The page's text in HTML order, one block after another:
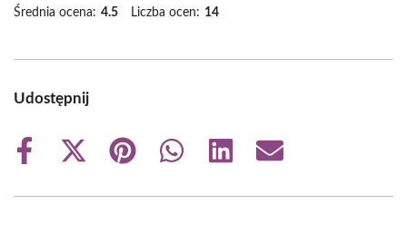
Średnia ocena: 4.5 Liczba ocen: 14
Udostępnij
Share
Share
(Twitter)
Share
Share
Share
Share